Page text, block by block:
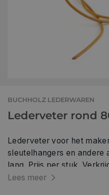
BUCHHOLZ LEDERWAREN
Lederveter rond
Lederveter voor het
sleutelhangers en andere
lang. Prijs per stuk. Verkrijgbaar in verschillende
kleuren.
Lees meer